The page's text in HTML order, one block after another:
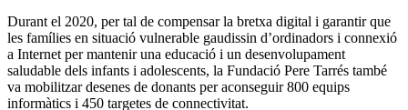
Durant el 2020, per tal de compensar la bretxa digital i garantir que
les famílies en situació vulnerable gaudissin d’ordinadors i connexió
a Internet per mantenir una educació i un desenvolupament
saludable dels infants i adolescents, la Fundació Pere Tarrés també
va mobilitzar desenes de donants per aconseguir 800 equips
informàtics i 450 targetes de connectivitat.